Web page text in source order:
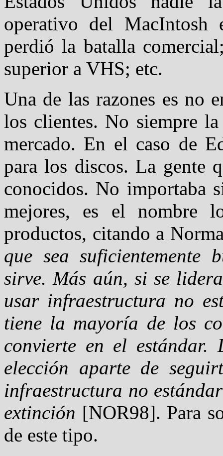
operativo del
perdió la batalla
superior a VHS; etc.
Una de las razones es no
los clientes. No siempre
mercado. En el caso de
para los discos. La gente
conocidos. No importaba
mejores, es el nombre
productos, citando a
que sea
sirve. Más aún, si se
usar infraestructura no
tiene la mayoría de los
convierte en el estándar.
elección aparte de
infraestructura no
extinción [NOR98]. Para
de este tipo.